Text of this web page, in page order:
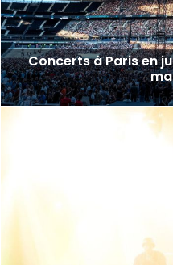
Concerts à Paris en